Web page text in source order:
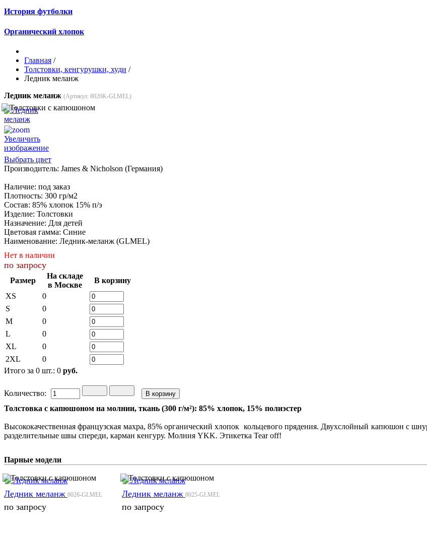
История футболки
Органический хлопок
Главная /
Толстовки, кенгурушки, худи /
Ледник меланж
Ледник меланж (Артикул: 8026K-GLMEL)
Увеличить
изображение
Выбрать цвет
Производитель: James & Nicholson (Германия)
Наличие: под заказ
Плотность: 300 гр/м2
Состав: 85% хлопок 15% п/э
Изделие: Толстовки
Назначение: Для детей
Цветовая гамма: Синие
Наименование: Ледник-меланж (GLMEL)
Нет в наличии
по запросу
Размер
На складе
в Москве
В корзину
XS
0
S
0
M
0
L
0
XL
0
2XL
0
Итого за 0 шт.: 0 руб.
Количество:
Толстовка с капюшоном на молнии, ткань (300 г/м²): 85% хлопок, 15% полиэстер
Высококачественная французская махра, 85% органический хлопок кольцевого прядения. Двухслойный капюшон с
разделительные швы спереди, карман кенгуру. Молния YKK. Этикетка Tear off!
Парные модели
Ледник меланж 8026-GLMEL
по запросу
Ледник меланж 8025-GLMEL
по запросу